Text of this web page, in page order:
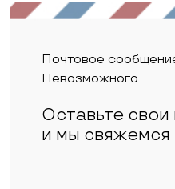
Почтовое
Невозможного
Оставьте свои
и мы свяжемся